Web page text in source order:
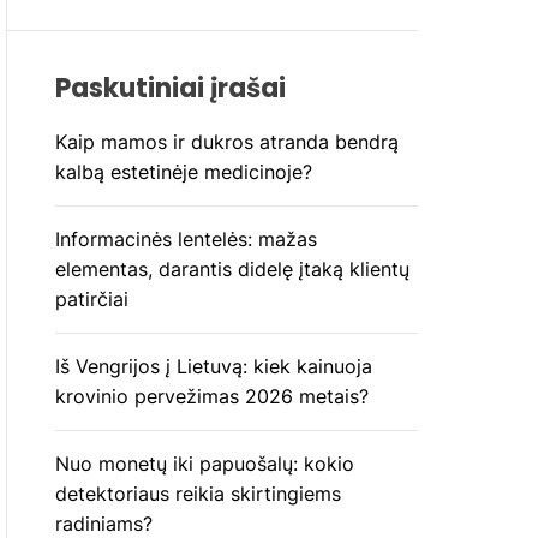
Paskutiniai įrašai
Kaip mamos ir dukros atranda bendrą
kalbą estetinėje medicinoje?
Informacinės lentelės: mažas
elementas, darantis didelę įtaką klientų
patirčiai
Iš Vengrijos į Lietuvą: kiek kainuoja
krovinio pervežimas 2026 metais?
Nuo monetų iki papuošalų: kokio
detektoriaus reikia skirtingiems
radiniams?